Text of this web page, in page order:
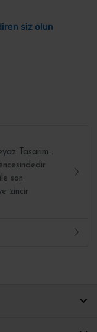
siz olun
Tasarım :
son
zincir